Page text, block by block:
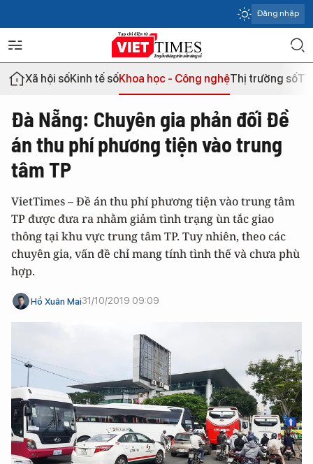
Đăng nhập
Xã hội sốKinh tế sốKhoa học - Công nghệThị trường số
Đà Nẵng: Chuyên gia phản đối Đề
án thu phí phương tiện vào trung
tâm TP
VietTimes – Đề án thu phí phương tiện vào trung tâm
TP được đưa ra nhằm giảm tình trạng ùn tắc giao
thông tại khu vực trung tâm TP. Tuy nhiên, theo các
chuyên gia, vấn đề chỉ mang tính tình thế và chưa phù
hợp.
Hồ Xuân Mai31/10/2019 09:09